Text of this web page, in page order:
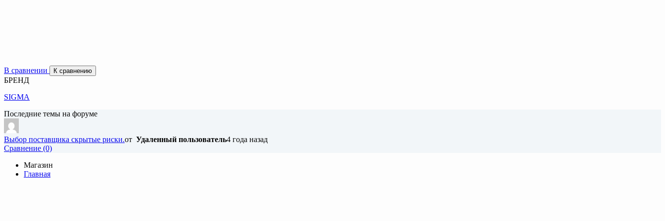
В сравнении К сравнению
БРЕНД
SIGMA
Последние темы на форуме
Выбор поставщика скрытые риски.от Удаленный пользователь4 года назад
Cравнение (0)
Магазин
Главная